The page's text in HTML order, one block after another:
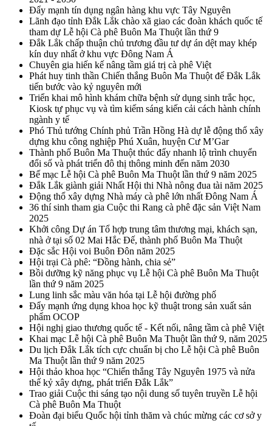
Đẩy mạnh tín dụng ngân hàng khu vực Tây Nguyên
Lãnh đạo tỉnh Đắk Lắk chào xã giao các đoàn khách quốc tế
tham dự Lễ hội Cà phê Buôn Ma Thuột lần thứ 9
Đắk Lắk chấp thuận chủ trương đầu tư dự án dệt may khép
kín duy nhất ở khu vực Đông Nam Á
Chuyên gia hiến kế nâng tầm giá trị cà phê Việt
Phát huy tinh thần Chiến thắng Buôn Ma Thuột để Đắk Lắk
tiến bước vào kỷ nguyên mới
Triển khai mô hình khám chữa bệnh sử dụng sinh trắc học,
Kiosk tự phục vụ và tìm kiếm sáng kiến cải cách hành chính
ngành y tế
Phó Thủ tướng Chính phủ Trần Hồng Hà dự lễ động thổ xây
dựng khu công nghiệp Phú Xuân, huyện Cư M’Gar
Thành phố Buôn Ma Thuột thúc đẩy nhanh lộ trình chuyển
đổi số và phát triển đô thị thông minh đến năm 2030
Bế mạc Lễ hội Cà phê Buôn Ma Thuột lần thứ 9 năm 2025
Đắk Lắk giành giải Nhất Hội thi Nhà nông đua tài năm 2025
Động thổ xây dựng Nhà máy cà phê lớn nhất Đông Nam Á
36 thí sinh tham gia Cuộc thi Rang cà phê đặc sản Việt Nam
2025
Khởi công Dự án Tổ hợp trung tâm thương mại, khách sạn,
nhà ở tại số 02 Mai Hắc Đế, thành phố Buôn Ma Thuột
Đặc sắc Hội voi Buôn Đôn năm 2025
Hội trại Cà phê: “Đồng hành, chia sẻ”
Bồi dưỡng kỹ năng phục vụ Lễ hội Cà phê Buôn Ma Thuột
lần thứ 9 năm 2025
Lung linh sắc màu văn hóa tại Lễ hội đường phố
Đẩy mạnh ứng dụng khoa học kỹ thuật trong sản xuất sản
phẩm OCOP
Hội nghị giao thương quốc tế - Kết nối, nâng tầm cà phê Việt
Khai mạc Lễ hội Cà phê Buôn Ma Thuột lần thứ 9, năm 2025
Du lịch Đắk Lắk tích cực chuẩn bị cho Lễ hội Cà phê Buôn
Ma Thuột lần thứ 9 năm 2025
Hội thảo khoa học “Chiến thắng Tây Nguyên 1975 và nửa
thế kỷ xây dựng, phát triển Đắk Lắk”
Trao giải Cuộc thi sáng tạo nội dung số tuyên truyền Lễ hội
Cà phê Buôn Ma Thuột
Đoàn đại biểu Quốc hội tỉnh thăm và chúc mừng các cơ sở y